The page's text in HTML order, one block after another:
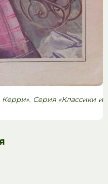
Серия «Классики и